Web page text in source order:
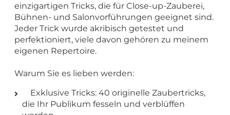
einzigartigen Tricks, die für Close-up-Zauberei,
Bühnen- und Salonvorführungen geeignet sind.
Jeder Trick wurde akribisch getestet und
perfektioniert, viele davon gehören zu meinem
eigenen Repertoire.
Warum Sie es lieben werden:
Exklusive Tricks: 40 originelle Zaubertricks,
die Ihr Publikum fesseln und verblüffen